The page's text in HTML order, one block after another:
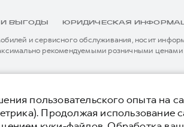
ВЫГОДЫ ЮРИДИЧЕСКАЯ
и сервисного обслуживания, носит
рекомендуемыми розничными
дилеру ООО «Грейт Волл Мотор Рус»
предварительного уведомления.
/ устройство вызова экстренных
сервисной поддержки. Информация в
странице, приоритет отдается сведениям,
уведомления.
пользовательского опыта на
Продолжая использование